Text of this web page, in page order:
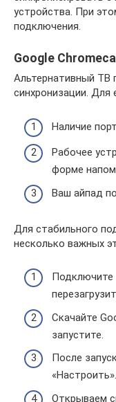
устройства. При
подключения.
Google
Альтернативный ТВ
синхронизации. Для
Наличие
Рабочее
форме
Ваш айпад
Для стабильного
несколько важных
Подключите
Скачайте
запустите.
После
«Настроить».
Открываем